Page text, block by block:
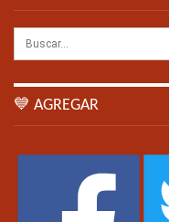
💙 AGREGAR